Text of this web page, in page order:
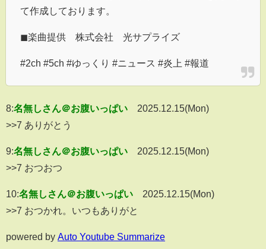
て作成しております。
◼︎楽曲提供 株式会社 光サプライズ
#2ch #5ch #ゆっくり #ニュース #炎上 #報道
8:名無しさん＠お腹いっぱい
2025.12.15(Mon)
>>7 ありがとう
9:名無しさん＠お腹いっぱい
2025.12.15(Mon)
>>7 おつおつ
10:名無しさん＠お腹いっぱい
2025.12.15(Mon)
>>7 おつかれ。いつもありがと
powered by Auto Youtube Summarize